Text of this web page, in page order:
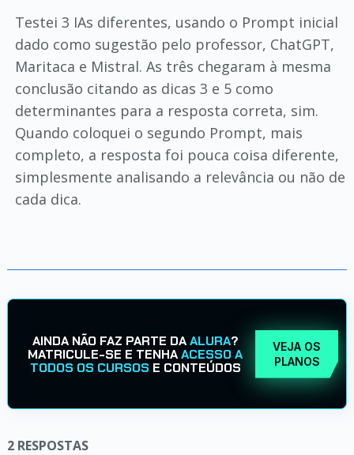
Testei 3 IAs diferentes, usando o Prompt inicial
dado como sugestão pelo professor, ChatGPT,
Maritaca e Mistral. As três chegaram à mesma
conclusão citando as dicas 3 e 5 como
determinantes para a resposta correta, sim.
Quando coloquei o segundo Prompt, mais
completo, a resposta foi pouca coisa diferente,
simplesmente analisando a relevância ou não de
cada dica.
AINDA NÃO FAZ PARTE DAALURA?
MATRICULE-SE E TENHAACESSO A
TODOS OS CURSOS E CONTEÚDOS
VEJA OS
PLANOS
2 RESPOSTAS